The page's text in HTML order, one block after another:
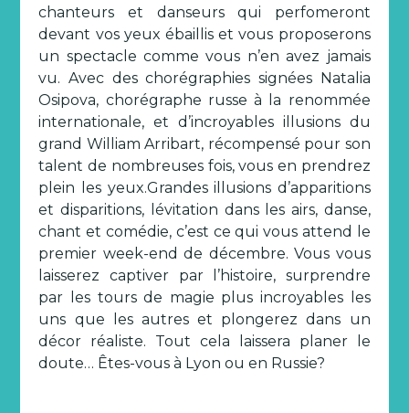
chanteurs et danseurs qui perfomeront
devant vos yeux ébaillis et vous proposerons
un spectacle comme vous n’en avez jamais
vu. Avec des chorégraphies signées Natalia
Osipova, chorégraphe russe à la renommée
internationale, et d’incroyables illusions du
grand William Arribart, récompensé pour son
talent de nombreuses fois, vous en prendrez
plein les yeux.Grandes illusions d’apparitions
et disparitions, lévitation dans les airs, danse,
chant et comédie, c’est ce qui vous attend le
premier week-end de décembre. Vous vous
laisserez captiver par l’histoire, surprendre
par les tours de magie plus incroyables les
uns que les autres et plongerez dans un
décor réaliste. Tout cela laissera planer le
doute… Êtes-vous à Lyon ou en Russie?